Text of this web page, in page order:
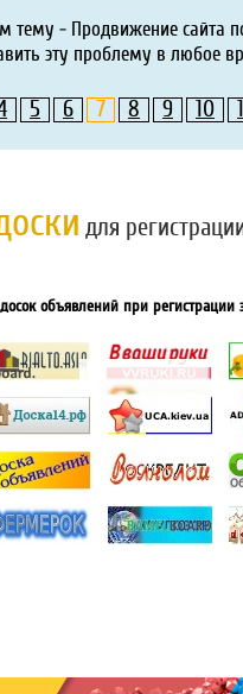
тему - Продвижение сайта
эту проблему в любое
5 6 7 8 9 10
для
объявлений при регистрации